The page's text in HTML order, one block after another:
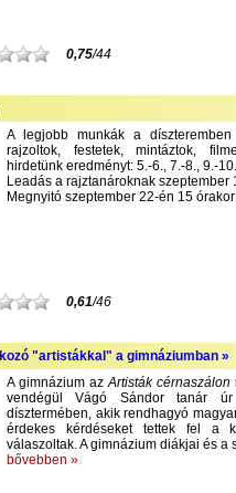
0,75/44
A legjobb munkák a
rajzoltok, festetek, mintáztok,
hirdetünk eredményt: 5.-6., 7.-8., 9.-
Leadás a rajztanároknak szeptember
Megnyitó szeptember 22-én 15
0,61/46
"artistákkal" a gimnáziumban »
A gimnázium azArtisták cérnaszálon
vendégül Vágó Sándor tanár
dísztermében, akik rendhagyó
érdekes kérdéseket tettek fel a
válaszoltak. A gimnázium diákjai és a
bővebben »